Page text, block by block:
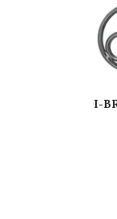
I-